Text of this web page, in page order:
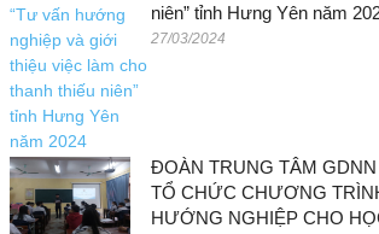
niên” tỉnh Hưng Yên năm
27/03/2024
ĐOÀN TRUNG TÂM
TỔ CHỨC CHƯƠNG
HƯỚNG NGHIỆP CHO